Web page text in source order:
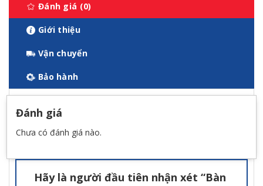
Đánh giá (0)
Giới thiệu
Vận chuyển
Bảo hành
Đánh giá
Chưa có đánh giá nào.
Hãy là người đầu tiên nhận xét “Bàn